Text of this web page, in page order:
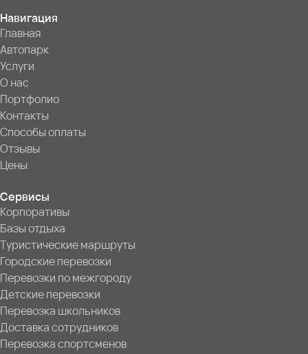
Навигация
Главная
Автопарк
Услуги
О нас
Портфолио
Контакты
Способы оплаты
Отзывы
Цены
Сервисы
Корпоративы
Базы отдыха
Туристические маршруты
Городские перевозки
Перевозки по межгороду
Детские перевозки
Перевозка школьников
Доставка сотрудников
Перевозка спортсменов